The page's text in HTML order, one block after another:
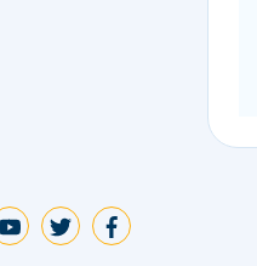
facebook
twitter